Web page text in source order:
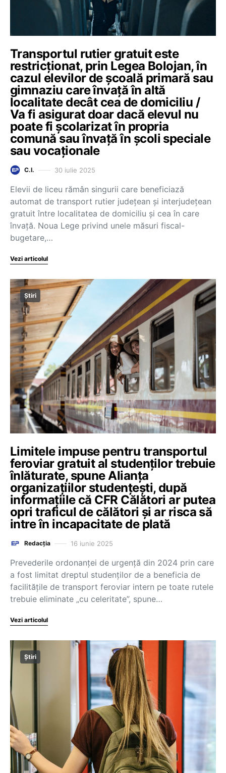
Transportul rutier gratuit este
restricționat, prin Legea Bolojan, în
cazul elevilor de școală primară sau
gimnaziu care învață în altă
localitate decât cea de domiciliu /
Va fi asigurat doar dacă elevul nu
poate fi școlarizat în propria
comună sau învață în școli speciale
sau vocaționale
C.I. 30 iulie 2025
Elevii de liceu rămân singurii care beneficiază
automat de transport rutier județean și interjudețean
gratuit între localitatea de domiciliu și cea în care
învață. Noua Lege privind unele măsuri fiscal-
bugetare,…
Vezi articolul
Știri
Limitele impuse pentru transportul
feroviar gratuit al studenților trebuie
înlăturate, spune Alianța
organizațiilor studențești, după
informațiile că CFR Călători ar putea
opri traficul de călători și ar risca să
intre în incapacitate de plată
Redacția 16 iunie 2025
Prevederile ordonanței de urgență din 2024 prin care
a fost limitat dreptul studenților de a beneficia de
facilitățile de transport feroviar intern pe toate rutele
trebuie eliminate „cu celeritate”, spune…
Vezi articolul
Știri